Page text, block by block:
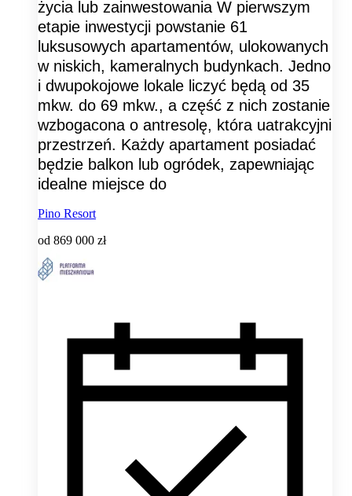
życia lub zainwestowania W pierwszym
etapie inwestycji powstanie 61
luksusowych apartamentów, ulokowanych
w niskich, kameralnych budynkach. Jedno
i dwupokojowe lokale liczyć będą od 35
mkw. do 69 mkw., a część z nich zostanie
wzbogacona o antresolę, która uatrakcyjni
przestrzeń. Każdy apartament posiadać
będzie balkon lub ogródek, zapewniając
idealne miejsce do
Pino Resort
od 869 000 zł